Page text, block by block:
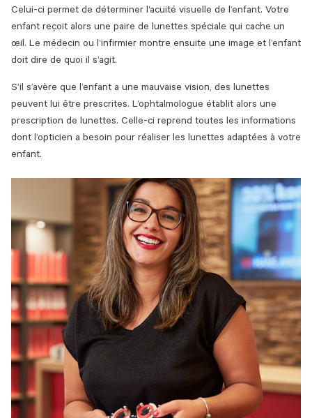
Celui-ci permet de déterminer l’acuité visuelle de l’enfant. Votre
enfant reçoit alors une paire de lunettes spéciale qui cache un
œil. Le médecin ou l’infirmier montre ensuite une image et l’enfant
doit dire de quoi il s’agit.
S’il s’avère que l’enfant a une mauvaise vision, des lunettes
peuvent lui être prescrites. L’ophtalmologue établit alors une
prescription de lunettes. Celle-ci reprend toutes les informations
dont l’opticien a besoin pour réaliser les lunettes adaptées à votre
enfant.